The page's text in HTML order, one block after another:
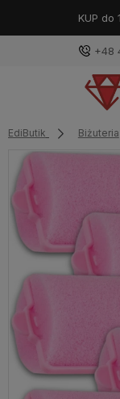
KUP do
+48
EdiButik Biżuteria